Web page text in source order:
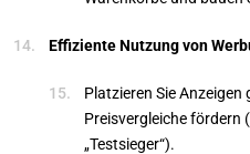
Effiziente Nutzung von
Platzieren Sie
Preisvergleiche fördern
„Testsieger“).